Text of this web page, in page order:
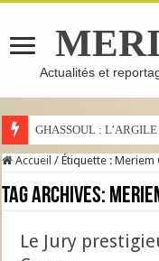
Actualités et
GHASSOUL : L’ARGILE
Accueil / Étiquette :Meriem
Tag Archives:
Le Jury